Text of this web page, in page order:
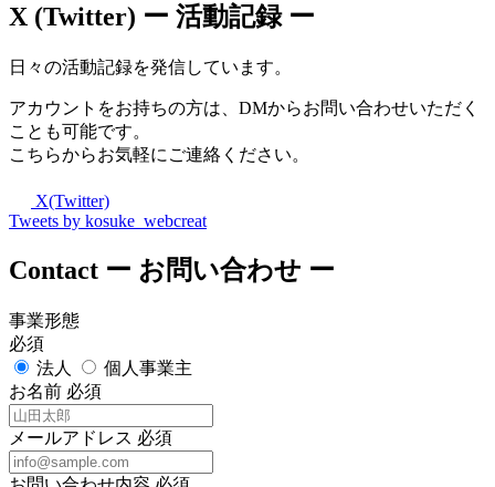
X (Twitter) ー 活動記録 ー
日々の活動記録を発信しています。
アカウントをお持ちの方は、DMからお問い合わせいただく
ことも可能です。
こちらからお気軽にご連絡ください。
X(Twitter)
Tweets by kosuke_webcreat
Contact ー お問い合わせ ー
事業形態
必須
法人
個人事業主
お名前 必須
メールアドレス 必須